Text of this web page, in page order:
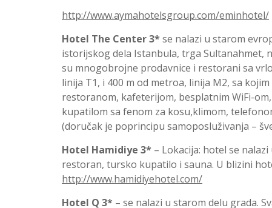
http://www.aymahotelsgroup.com/eminhotel/
Hotel The Center 3*se nalazi u starom
istorijskog dela Istanbula, trga Sultanahmet,
su mnogobrojne prodavnice i restorani sa
linija T1, i 400 m od metroa, linija M2, sa
restoranom, kafeterijom, besplatnim WiFi-
kupatilom sa fenom za kosu,klimom,
(doručak je poprincipu samoposluživanja –
Hotel Hamidiye 3* – Lokacija: hotel se
restoran, tursko kupatilo i sauna. U blizini
http://www.hamidiyehotel.com/
Hotel Q 3* – se nalazi u starom delu grada.